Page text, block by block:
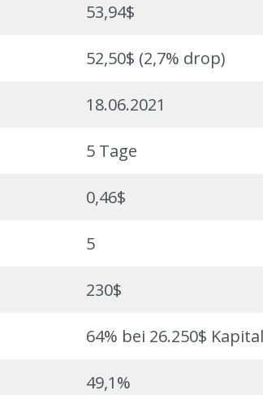
53,94$
52,50$ (2,7% drop)
18.06.2021
5 Tage
0,46$
5
230$
64% bei 26.250$
49,1%